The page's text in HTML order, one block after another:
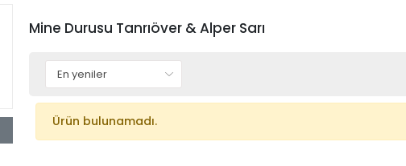
Mine Durusu Tanrıöver & Alper Sarı
Ürün bulunamadı.